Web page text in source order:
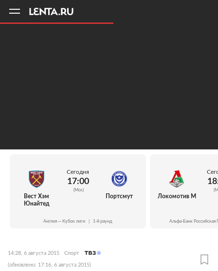
Вест Хэм
Юнайтед
Сегодня
17:00
(Мск)
Портсмут
Англия — Кубок лиги 1-й раунд
Локомотив М
Альфа-Банк Российская
14:28, 6 августа 2015 Спорт
(обновлено: 17:16, 6 августа 2015)